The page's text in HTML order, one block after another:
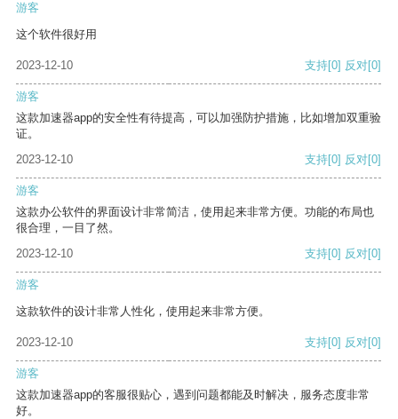
游客
这个软件很好用
2023-12-10 支持[0] 反对[0]
游客
这款加速器app的安全性有待提高，可以加强防护措施，比如增加双重验
证。
2023-12-10
支持[0] 反对[0]
游客
这款办公软件的界面设计非常简洁，使用起来非常方便。功能的布局也
很合理，一目了然。
2023-12-10
支持[0] 反对[0]
游客
这款软件的设计非常人性化，使用起来非常方便。
2023-12-10 支持[0] 反对[0]
游客
这款加速器app的客服很贴心，遇到问题都能及时解决，服务态度非常
好。